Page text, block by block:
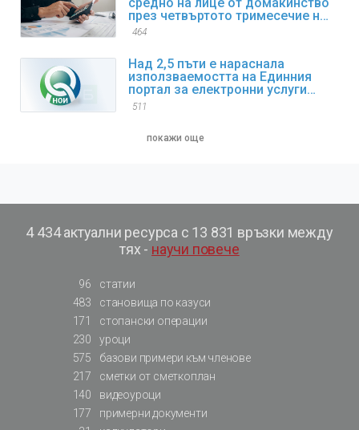
през четвъртото тримесечие на
2025 г. нараства с 9,4% спрямо
464
Над 2,5 пъти е нараснала
използваемостта на Единния
портал за електронни услуги
(ЕПЕУ) на НОИ през 2025 г.
511
покажи още
4 434 актуални ресурса с 13 831 връзки между
тях - научи повече
96
статии
483
становища по казуси
171
стопански операции
230
уроци
575
базови примери към членове
217
сметки от сметкоплан
140
видеоуроци
177
примерни документи